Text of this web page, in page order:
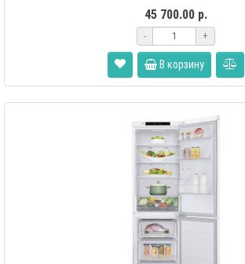
45 700.00 р.
- +
В корзину